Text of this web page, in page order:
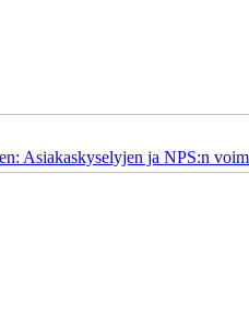
Asiakaskyselyjen ja NPS:n